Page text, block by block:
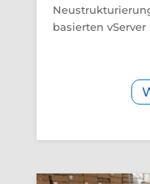
basierten vServer